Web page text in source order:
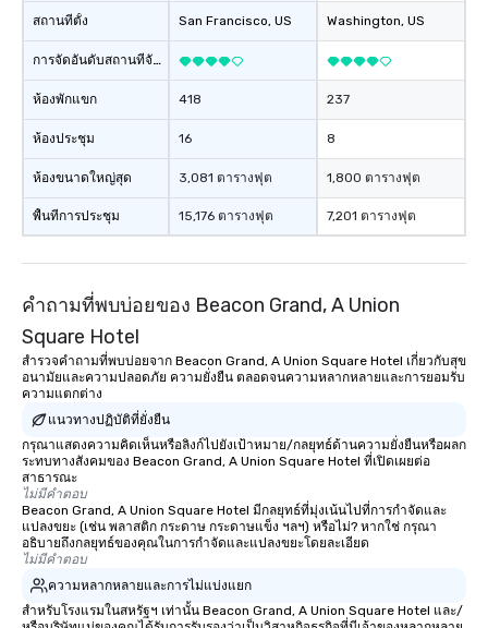
สถานที่ตั้ง
การจัดอันดับสถานที่จัดงาน
ห้องพักแขก
ห้องประชุม
ห้องขนาดใหญ่สุด
พื้นที่การประชุม
San Francisco, US
418
16
3,081 ตารางฟุต
15,176 ตารางฟุต
Washington, US
237
8
1,800 ตารางฟุต
7,201 ตารางฟุต
คำถามที่พบบ่อยของ Beacon Grand, A Union
Square Hotel
สำรวจคำถามที่พบบ่อยจาก Beacon Grand, A Union Square Hotel เกี่ยวกับสุข
อนามัยและความปลอดภัย ความยั่งยืน ตลอดจนความหลากหลายและการยอมรับ
ความแตกต่าง
แนวทางปฏิบัติที่ยั่งยืน
กรุณาแสดงความคิดเห็นหรือลิงก์ไปยังเป้าหมาย/กลยุทธ์ด้านความยั่งยืนหรือผลก
ระทบทางสังคมของ Beacon Grand, A Union Square Hotel ที่เปิดเผยต่อ
สาธารณะ
ไม่มีคำตอบ
Beacon Grand, A Union Square Hotel มีกลยุทธ์ที่มุ่งเน้นไปที่การกำจัดและ
แปลงขยะ (เช่น พลาสติก กระดาษ กระดาษแข็ง ฯลฯ) หรือไม่? หากใช่ กรุณา
อธิบายถึงกลยุทธ์ของคุณในการกำจัดและแปลงขยะโดยละเอียด
ไม่มีคำตอบ
ความหลากหลายและการไม่แบ่งแยก
สำหรับโรงแรมในสหรัฐฯ เท่านั้น Beacon Grand, A Union Square Hotel และ/